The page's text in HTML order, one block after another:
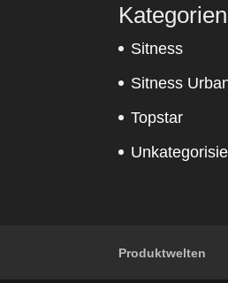
Kategorien
Sitness
Sitness
Topstar
Produktwelten